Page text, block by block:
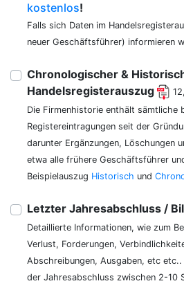
kostenlos!
Falls sich Daten im
neuer Geschäftsführer) informieren
Chronologischer &
Handelsregisterauszug
Die Firmenhistorie enthält sämtliche
Registereintragungen seit der
darunter Ergänzungen, Löschungen
etwa alle frühere Geschäftsführer
Beispielauszug Historisch und
Letzter Jahresabschluss /
Detaillierte Informationen, wie zum
Verlust, Forderungen,
Abschreibungen, Ausgaben, etc
der Jahresabschluss zwischen 2-10